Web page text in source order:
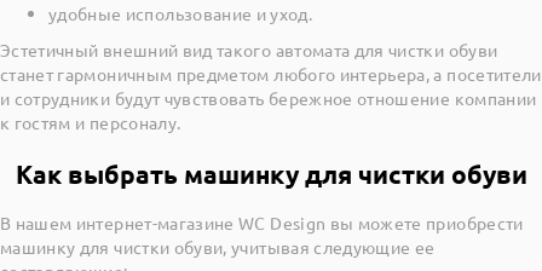
удобные использование и уход.
Эстетичный внешний вид такого автомата для чистки обуви
станет гармоничным предметом любого интерьера, а посетители
и сотрудники будут чувствовать бережное отношение компании
к гостям и персоналу.
Как выбрать машинку для чистки обуви
В нашем интернет-магазине WC Design вы можете приобрести
машинку для чистки обуви, учитывая следующие ее